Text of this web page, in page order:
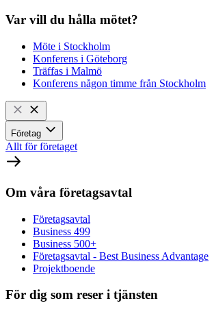
Var vill du hålla mötet?
Möte i Stockholm
Konferens i Göteborg
Träffas i Malmö
Konferens någon timme från Stockholm
Företag
Allt för företaget
Om våra företagsavtal
Företagsavtal
Business 499
Business 500+
Företagsavtal - Best Business Advantage
Projektboende
För dig som reser i tjänsten